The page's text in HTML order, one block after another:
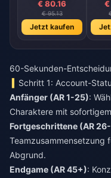
€ 80.16
€ 95.13
Jetzt kaufen
€
60-Sekunden-
Schritt 1: Account-
Anfänger (AR 1-25):
Charaktere mit
Fortgeschrittene (AR
Teamzusammensetzung
Abgrund.
Endgame (AR 45+):